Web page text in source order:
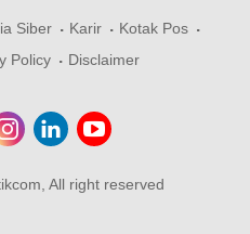
Siber Karir
Kotak Pos
Policy Disclaimer
All right reserved